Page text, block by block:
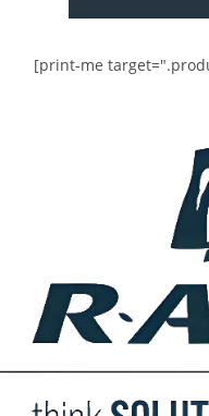
[print-me